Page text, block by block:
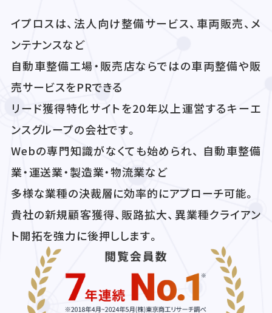
イプロスは、法人向け整備サービス、車両販売、メ
ンテナンスなど
自動車整備工場・販売店ならではの車両整備や販
売サービスをPRできる
リード獲得特化サイトを20年以上運営するキーエ
ンスグループの会社です。
Webの専門知識がなくても始められ、 自動車整備
業・運送業・製造業・物流業など
多様な業種の決裁層に効率的にアプローチ可能。
貴社の新規顧客獲得、販路拡大、異業種クライアン
ト開拓を強力に後押しします。